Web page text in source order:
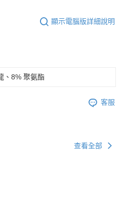
顯示電腦版詳細說明
、8% 聚氨酯
客服
查看全部